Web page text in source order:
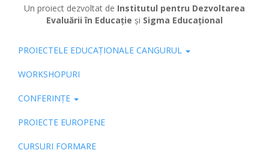
Un proiect dezvoltat de Institutul pentru Dezvoltarea
Evaluării în Educație și Sigma Educațional
Pub
PROIECTELE EDUCAȚIONALE CANGURUL
WORKSHOPURI
CONFERINȚE
PROIECTE EUROPENE
CURSURI FORMARE